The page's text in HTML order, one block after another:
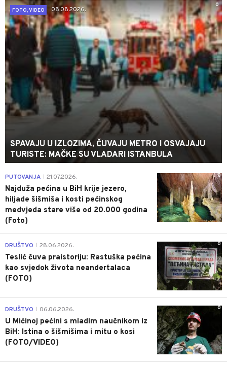
0
FOTO, VIDEO
08.08.2026.
SPAVAJU U IZLOZIMA, ČUVAJU METRO I OSVAJAJU
TURISTE: MAČKE SU VLADARI ISTANBULA
0
PUTOVANJA 21.07.2026.
Najduža pećina u BiH krije jezero,
hiljade šišmiša i kosti pećinskog
medvjeda stare više od 20.000 godina
(Foto)
0
DRUŠTVO 28.06.2026.
Teslić čuva praistoriju: Rastuška pećina
kao svjedok života neandertalaca
(FOTO)
0
DRUŠTVO 06.06.2026.
U Mićinoj pećini s mladim naučnikom iz
BiH: Istina o šišmišima i mitu o kosi
(FOTO/VIDEO)